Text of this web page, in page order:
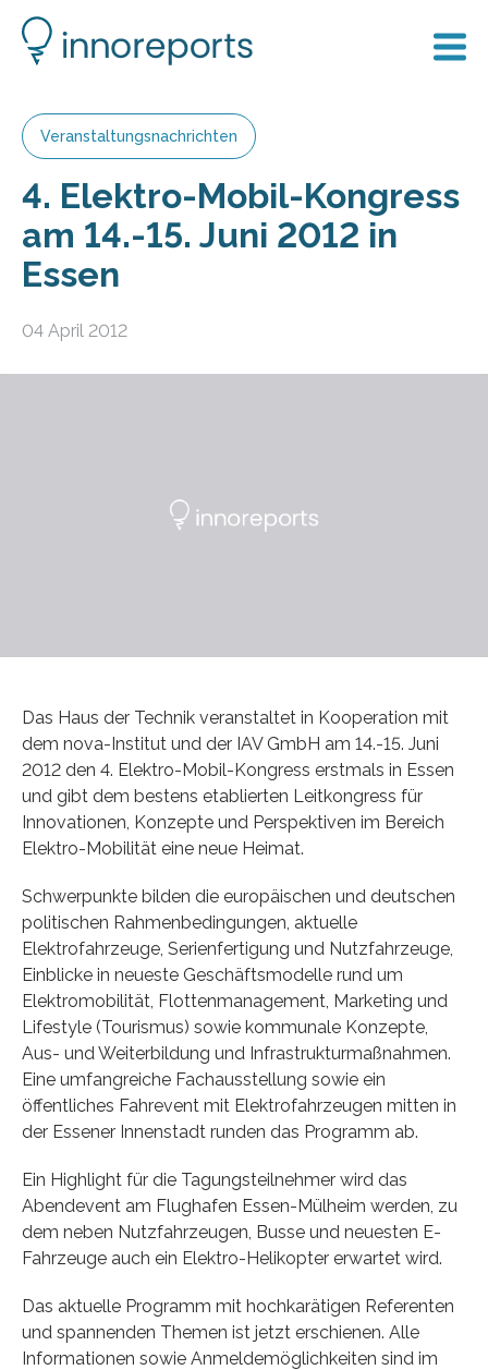
Veranstaltungsnachrichten
4. Elektro-Mobil-Kongress
am 14.-15. Juni 2012 in
Essen
04 April 2012
Das Haus der Technik veranstaltet in Kooperation mit
dem nova-Institut und der IAV GmbH am 14.-15. Juni
2012 den 4. Elektro-Mobil-Kongress erstmals in Essen
und gibt dem bestens etablierten Leitkongress für
Innovationen, Konzepte und Perspektiven im Bereich
Elektro-Mobilität eine neue Heimat.
Schwerpunkte bilden die europäischen und deutschen
politischen Rahmenbedingungen, aktuelle
Elektrofahrzeuge, Serienfertigung und Nutzfahrzeuge,
Einblicke in neueste Geschäftsmodelle rund um
Elektromobilität, Flottenmanagement, Marketing und
Lifestyle (Tourismus) sowie kommunale Konzepte,
Aus- und Weiterbildung und Infrastrukturmaßnahmen.
Eine umfangreiche Fachausstellung sowie ein
öffentliches Fahrevent mit Elektrofahrzeugen mitten in
der Essener Innenstadt runden das Programm ab.
Ein Highlight für die Tagungsteilnehmer wird das
Abendevent am Flughafen Essen-Mülheim werden, zu
dem neben Nutzfahrzeugen, Busse und neuesten E-
Fahrzeuge auch ein Elektro-Helikopter erwartet wird.
Das aktuelle Programm mit hochkarätigen Referenten
und spannenden Themen ist jetzt erschienen. Alle
Informationen sowie Anmeldemöglichkeiten sind im